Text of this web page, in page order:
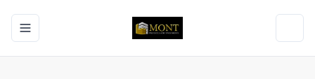
Toggle navigation menu